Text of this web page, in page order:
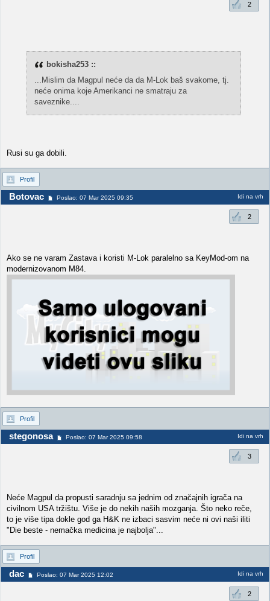
2
bokisha253 ::
...Mislim da Magpul neće da da M-Lok baš svakome, tj.
neće onima koje Amerikanci ne smatraju za
saveznike....
Rusi su ga dobili.
Profil
Botovac Poslao: 07 Mar 2025 09:35 Idi na vrh
2
Ako se ne varam Zastava i koristi M-Lok paralelno sa KeyMod-om na
modernizovanom M84.
Profil
stegonosa Poslao: 07 Mar 2025 09:58 Idi na vrh
3
Neće Magpul da propusti saradnju sa jednim od značajnih igrača na
civilnom USA tržištu. Više je do nekih naših mozganja. Što neko reče,
to je više tipa dokle god ga H&K ne izbaci sasvim neće ni ovi naši iliti
"Die beste - nemačka medicina je najbolja"...
Profil
dac Poslao: 07 Mar 2025 12:02 Idi na vrh
2